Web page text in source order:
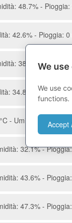
48.7% -
42.6% - Pioggia:
38.9% - Pioggia:
34.8% - Pioggia:
- Umidità: 32.8% -
32.1% -
43.6% -
47.3% -
We
We use
functions.
Accept